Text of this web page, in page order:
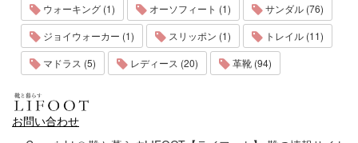
ウォーキング (1)
オーソフィート (1)
サンダル (76)
ジョイウォーカー (1)
スリッポン (1)
トレイル (11)
マドラス (5)
レディース (20) 革靴 (94)
お問い合わせ